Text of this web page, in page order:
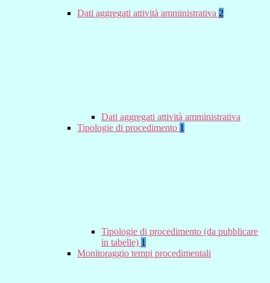
Dati aggregati attività amministrativa 2
Dati aggregati attività amministrativa
Tipologie di procedimento 1
Tipologie di procedimento (da pubblicare
in tabelle) 1
Monitoraggio tempi procedimentali